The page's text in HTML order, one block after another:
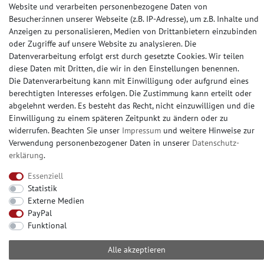
ZAHLUNGSARTEN
SOCIAL MEDIA
© Copyright 2026 | e-Delux GmbH
Website und verarbeiten personenbezogene Daten von
Besucher:innen unserer Webseite (z.B. IP-Adresse), um z.B. Inhalte und
Anzeigen zu personalisieren, Medien von Drittanbietern einzubinden
oder Zugriffe auf unsere Website zu analysieren. Die
Datenverarbeitung erfolgt erst durch gesetzte Cookies. Wir teilen
diese Daten mit Dritten, die wir in den Einstellungen benennen.
Die Datenverarbeitung kann mit Einwilligung oder aufgrund eines
berechtigten Interesses erfolgen. Die Zustimmung kann erteilt oder
abgelehnt werden. Es besteht das Recht, nicht einzuwilligen und die
Einwilligung zu einem späteren Zeitpunkt zu ändern oder zu
widerrufen. Beachten Sie unser Impressum und weitere Hinweise zur
Verwendung personenbezogener Daten in unserer Daten­schutz­
erklärung.
Essenziell
Statistik
Externe Medien
PayPal
Funktional
Alle akzeptieren